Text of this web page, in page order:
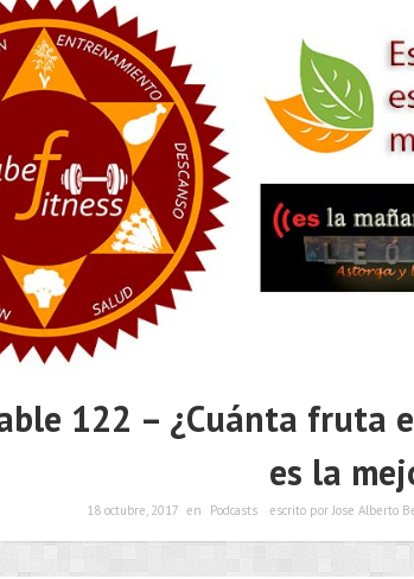
122 – ¿Cuánta fruta
es la
18 octubre, 2017 en Podcasts escrito por Jose Alberto